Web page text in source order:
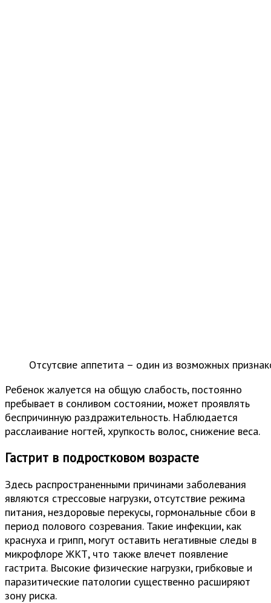
Отсутсвие аппетита – один из возможных
Ребенок жалуется на общую слабость, постоянно
пребывает в сонливом состоянии, может проявлять
беспричинную раздражительность. Наблюдается
расслаивание ногтей, хрупкость волос, снижение веса.
Гастрит в подростковом возрасте
Здесь распространенными причинами заболевания
являются стрессовые нагрузки, отсутствие режима
питания, нездоровые перекусы, гормональные сбои в
период полового созревания. Такие инфекции, как
краснуха и грипп, могут оставить негативные следы в
микрофлоре ЖКТ, что также влечет появление
гастрита. Высокие физические нагрузки, грибковые и
паразитические патологии существенно расширяют
зону риска.